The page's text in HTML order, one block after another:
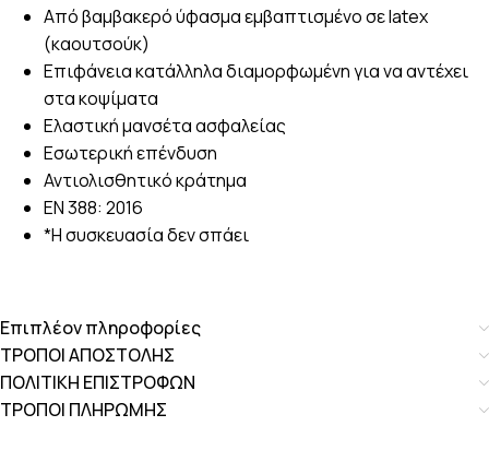
Από βαμβακερό ύφασμα εμβαπτισμένο σε latex
(καουτσούκ)
Επιφάνεια κατάλληλα διαμορφωμένη για να αντέχει
στα κοψίματα
Ελαστική μανσέτα ασφαλείας
Εσωτερική επένδυση
Αντιολισθητικό κράτημα
EN 388: 2016
*Η συσκευασία δεν σπάει
Επιπλέον πληροφορίες
ΤΡΟΠΟΙ ΑΠΟΣΤΟΛΗΣ
ΠΟΛΙΤΙΚΗ ΕΠΙΣΤΡΟΦΩΝ
ΤΡΟΠΟΙ ΠΛΗΡΩΜΗΣ